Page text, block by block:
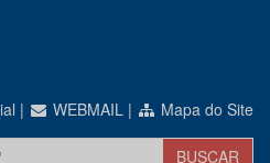
| WEBMAIL | Mapa do Site